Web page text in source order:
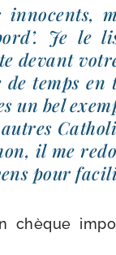
Je le
devant
de temps
un bel
il me
pour
chèque